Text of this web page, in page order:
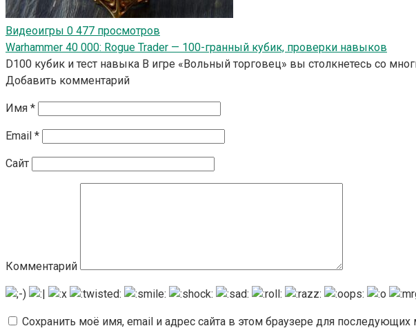
Видеоигры 0 477 просмотров
Warhammer 40 000: Rogue Trader — 100-гранный кубик, проверки навыков
D100 кубик и тест навыка В игре «Вольный торговец» вы столкнетесь со
Добавить комментарий
Имя *
Email *
Сайт
Комментарий
Сохранить моё имя, email и адрес сайта в этом браузере для